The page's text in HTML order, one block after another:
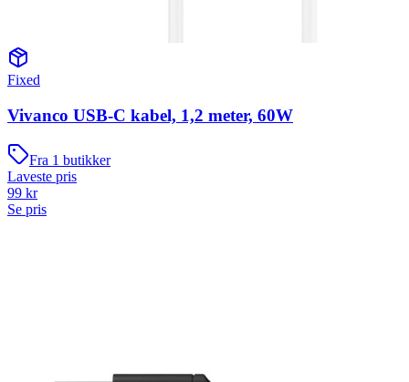
Fixed
Vivanco USB-C kabel, 1,2 meter, 60W
Fra 1 butikker
Laveste pris
99 kr
Se pris